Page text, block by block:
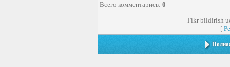
Всего комментариев: 0
Fikr bildirish
[